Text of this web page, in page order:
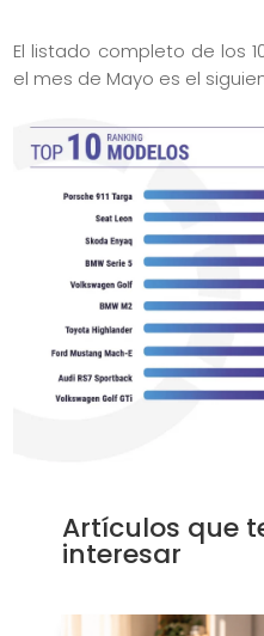
El listado completo de los
el mes de Mayo es el
Artículos que
interesar